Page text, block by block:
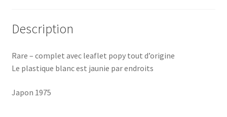
Description
Rare – complet avec leaflet popy tout d’origine
Le plastique blanc est jaunie par endroits
Japon 1975